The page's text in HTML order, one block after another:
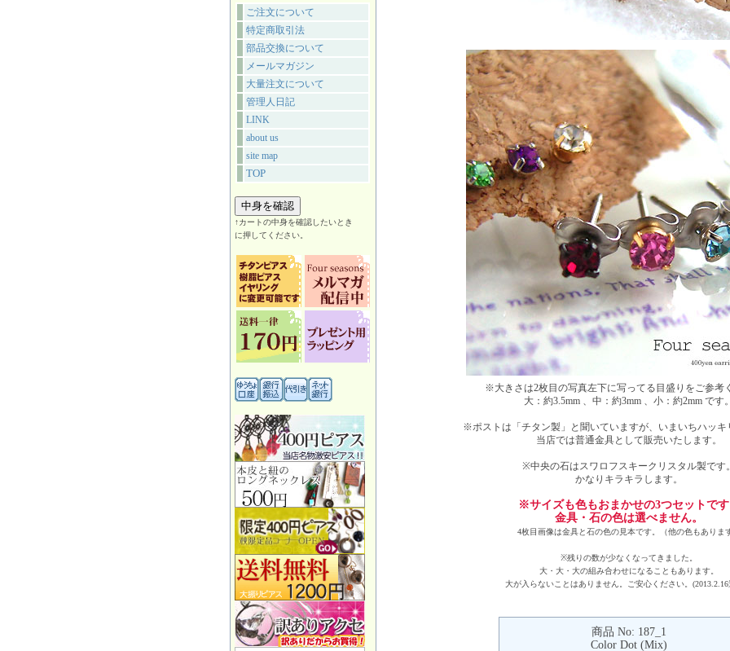
ご注文について
特定商取引法
部品交換について
メールマガジン
大量注文について
管理人日記
LINK
about us
site map
TOP
↑カートの中身を確認したいとき
に押してください。
※大きさは2枚目の写真左下に写ってる目盛りをご参考
大：約3.5mm 、中：約3mm 、小：約2mm です。
※ポストは「チタン製」と聞いていますが、いまいちハッキ
当店では普通金具として販売いたします。
※中央の石はスワロフスキークリスタル製です。
かなりキラキラします。
※サイズも色もおまかせの3つセットです
金具・石の色は選べません。
4枚目画像は金具と石の色の見本です。（他の色もあります
※残りの数が少なくなってきました。
大・大・大の組み合わせになることもあります。
大が入らないことはありません。ご安心ください。(2013.2.16
商品 No: 187_1
Color Dot (Mix)